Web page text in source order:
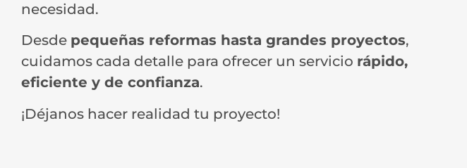
necesidad.
Desde pequeñas reformas hasta grandes proyectos,
cuidamos cada detalle para ofrecer un servicio rápido,
eficiente y de confianza.
¡Déjanos hacer realidad tu proyecto!